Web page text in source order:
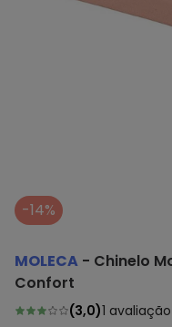
-14%
MOLECA - Chinelo
Confort
(3,0)1 avaliação